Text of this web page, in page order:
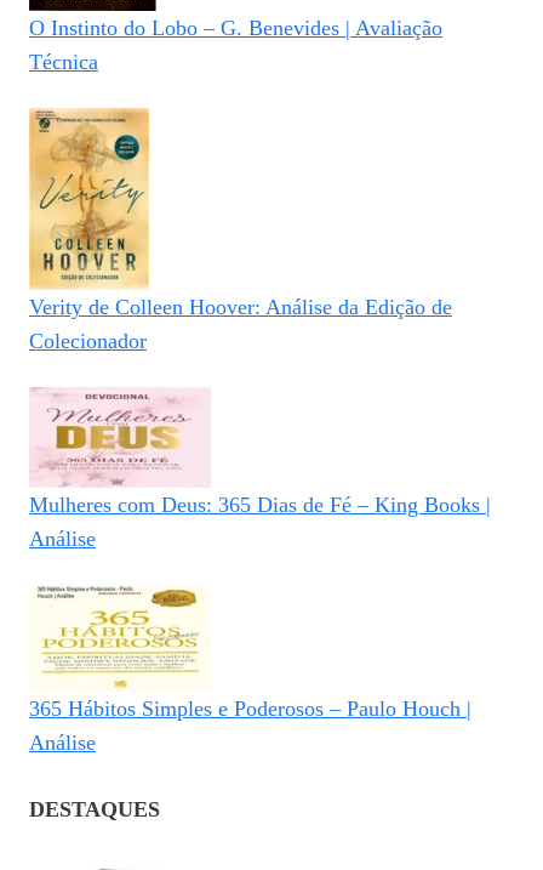
O Instinto do Lobo – G. Benevides | Avaliação
Técnica
Verity de Colleen Hoover: Análise da Edição de
Colecionador
Mulheres com Deus: 365 Dias de Fé – King Books |
Análise
365 Hábitos Simples e Poderosos – Paulo Houch |
Análise
DESTAQUES